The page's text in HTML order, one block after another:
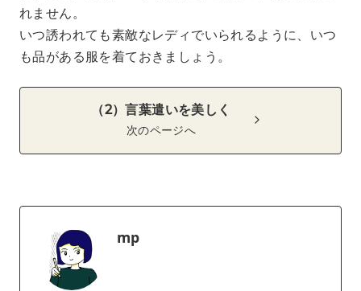
れません。
いつ誘われても素敵なレディでいられるように、いつ
も品がある服を着ておきましょう。
（2）言葉遣いを美しく
次のページへ
mp